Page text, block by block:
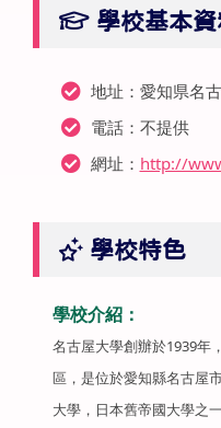
學校基本
地址：愛知県名
電話：不提供
網址： http://
學校特色
學校介紹：
名古屋大學創辦於1939年
區，是位於愛知縣名古屋
大學，日本舊帝國大學之